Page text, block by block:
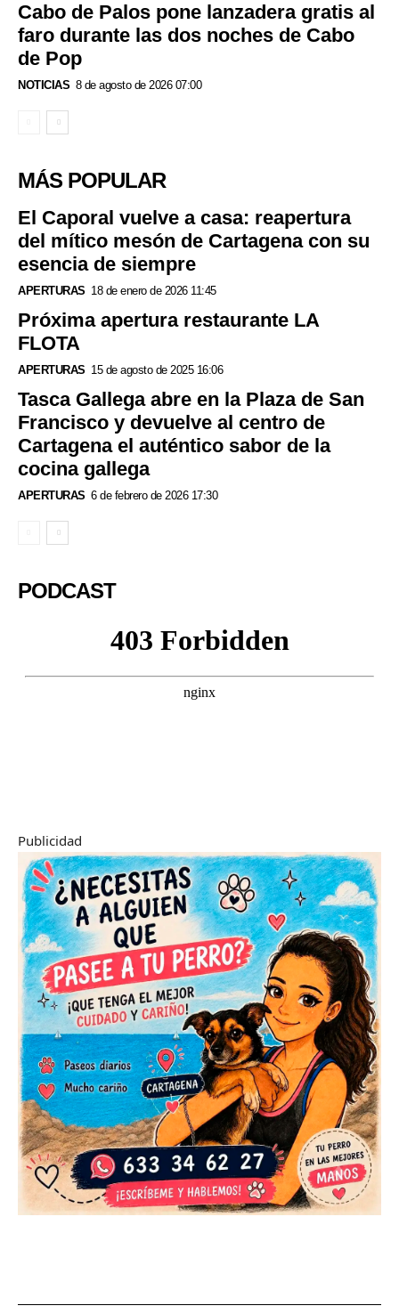
Cabo de Palos pone lanzadera gratis al
faro durante las dos noches de Cabo
de Pop
NOTICIAS 8 de agosto de 2026 07:00
MÁS POPULAR
El Caporal vuelve a casa: reapertura
del mítico mesón de Cartagena con su
esencia de siempre
APERTURAS 18 de enero de 2026 11:45
Próxima apertura restaurante LA
FLOTA
APERTURAS 15 de agosto de 2025 16:06
Tasca Gallega abre en la Plaza de San
Francisco y devuelve al centro de
Cartagena el auténtico sabor de la
cocina gallega
APERTURAS 6 de febrero de 2026 17:30
PODCAST
Publicidad